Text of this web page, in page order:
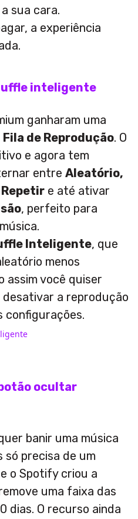
sua cara.
a experiência
inteligente
ganharam uma
Fila de Reprodução. O
e agora tem
entre Aleatório,
e até ativar
, perfeito para
Inteligente, que
menos
assim você quiser
a reprodução
configurações.
ocultar
banir uma música
só precisa de um
o Spotify criou a
uma faixa das
dias. O recurso ainda